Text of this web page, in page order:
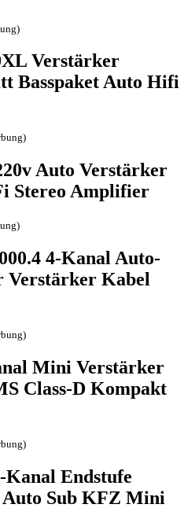
Verstärker
Basspaket Auto Hifi
Auto Verstärker
Stereo Amplifier
4-Kanal Auto-
Verstärker Kabel
Mini Verstärker
Class-D Kompakt
Kanal Endstufe
Sub KFZ Mini